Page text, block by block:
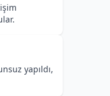
yapıldı,